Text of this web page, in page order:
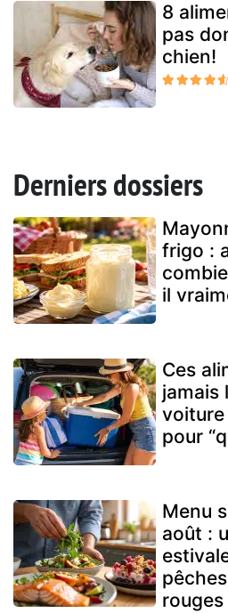
8
pas
chien!
Derniers dossiers
frigo :
il
Ces
jamais
voiture
pour
Menu
août :
rouges